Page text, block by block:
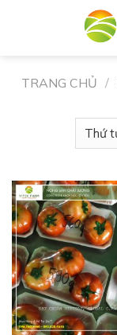
TRANG CHỦ /